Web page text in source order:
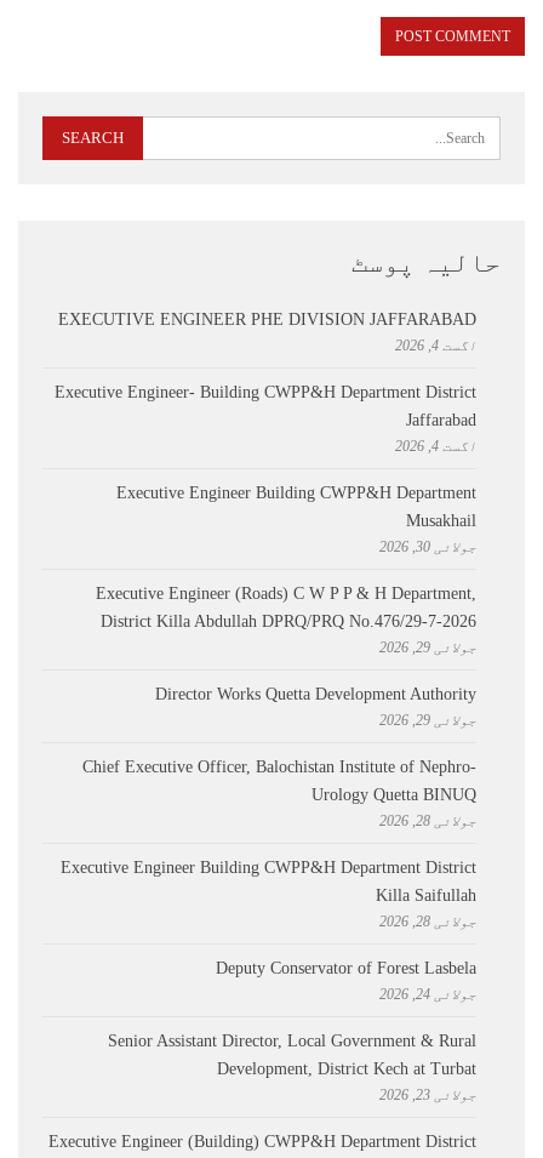
حالیہ پوسٹ
EXECUTIVE ENGINEER PHE DIVISION JAFFARABAD
اگست 4, 2026
Executive Engineer- Building CWPP&H Department District
Jaffarabad
اگست 4, 2026
Executive Engineer Building CWPP&H Department
Musakhail
جولائی 30, 2026
Executive Engineer (Roads) C W P P & H Department,
District Killa Abdullah ​DPRQ/PRQ No.476/29-7-2026
جولائی 29, 2026
Director Works Quetta Development Authority
جولائی 29, 2026
Chief Executive Officer, Balochistan Institute of Nephro-
Urology Quetta BINUQ
جولائی 28, 2026
Executive Engineer Building CWPP&H Department District
Killa Saifullah
جولائی 28, 2026
Deputy Conservator of Forest Lasbela
جولائی 24, 2026
Senior Assistant Director, Local Government & Rural
Development, District Kech at Turbat
جولائی 23, 2026
Executive Engineer (Building) CWPP&H Department District